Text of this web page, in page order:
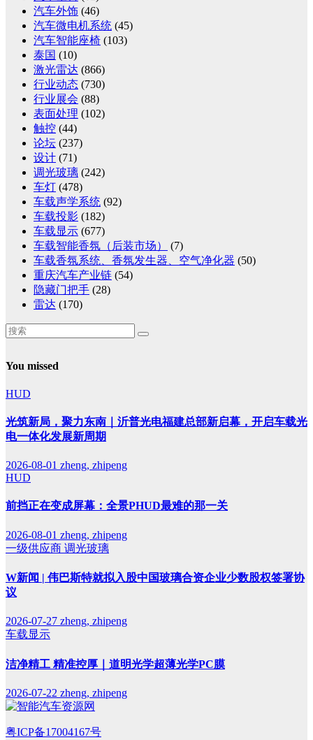
汽车外饰 (46)
汽车微电机系统 (45)
汽车智能座椅 (103)
泰国 (10)
激光雷达 (866)
行业动态 (730)
行业展会 (88)
表面处理 (102)
触控 (44)
论坛 (237)
设计 (71)
调光玻璃 (242)
车灯 (478)
车载声学系统 (92)
车载投影 (182)
车载显示 (677)
车载智能香氛（后装市场）
(7)
车载香氛系统、香氛发生器、空气净化器 (50)
重庆汽车产业链 (54)
隐藏门把手 (28)
雷达 (170)
You missed
HUD
光筑新局，聚力东南｜沂普光电福建总部新启幕，开启车载光
电一体化发展新周期
2026-08-01 zheng, zhipeng
HUD
前挡正在变成屏幕：全景PHUD最难的那一关
2026-08-01 zheng, zhipeng
一级供应商 调光玻璃
W新闻 | 伟巴斯特就拟入股中国玻璃合资企业少数股权签署协
议
2026-07-27 zheng, zhipeng
车载显示
洁净精工 精准控厚｜道明光学超薄光学PC膜
2026-07-22 zheng, zhipeng
粤ICP备17004167号